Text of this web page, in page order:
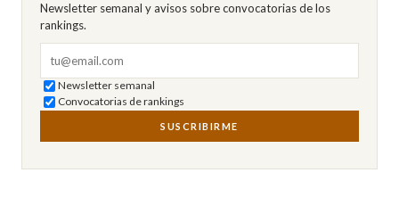
Newsletter semanal y avisos sobre convocatorias de los
rankings.
Newsletter semanal
Convocatorias de rankings
SUSCRIBIRME